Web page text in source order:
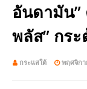
อันดามัน”
พลัส” กร
กระแสใต้ พฤศจิกา